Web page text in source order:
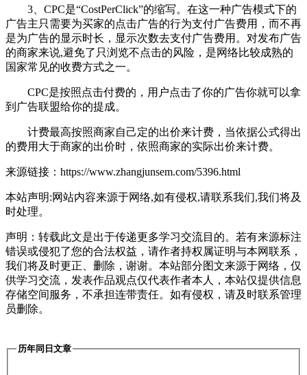
3、CPC是“CostPerClick”的缩写。在这一种广告模式下的
广告主只需要为买家的点击广告的行为支付广告费用，而不再
是为广告的显示时长，显示次数去支付广告费用。对发布广告
的商家来说,避免了只浏览不点击的风险，是网络比较成熟的
国家常见的收费方式之一。
CPC是按照点击付费的，用户点击了你的广告你就可以拿
到广告联盟给你的提成。
计费最高按照商家自己定的出价来计费，当依据公式得出
的费用大于商家的出价时，依照商家的实际出价来计费。
来源链接：https://www.zhangjunsem.com/5396.html
本站声明:网站内容来源于网络,如有侵权,请联系我们,我们将及
时处理。
声明：转载此文是出于传递更多学习交流目的。若有来源标注
错误或侵犯了您的合法权益，请作者持权属证明与本网联系，
我们将及时更正、删除，谢谢。本站部分图文来源于网络，仅
供学习交流，发表作品观点仅代表作者本人，本站仅提供信息
存储空间服务，不承担连带责任。如有侵权，请及时联系管理
员删除。
历年同日文章